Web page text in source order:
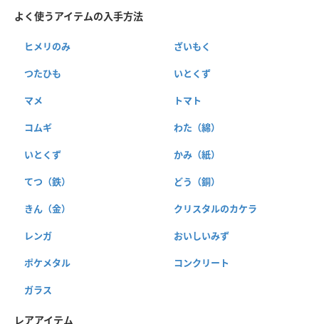
よく使うアイテムの入手方法
ヒメリのみ ざいもく
つたひも いとくず
マメ トマト
コムギ わた（綿）
いとくず かみ（紙）
てつ（鉄） どう（銅）
きん（金） クリスタルのカケラ
レンガ おいしいみず
ポケメタル コンクリート
ガラス
レアアイテム